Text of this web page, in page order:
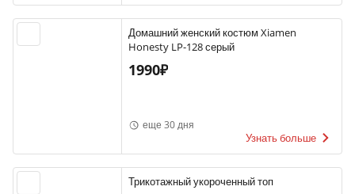
Домашний женский костюм Xiamen
Honesty LP-128 серый
1990₽
еще 30 дня
Узнать больше
Трикотажный укороченный топ